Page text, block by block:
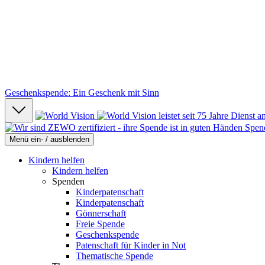
Geschenkspende: Ein Geschenk mit Sinn
Menü ein- / ausblenden
Kindern helfen
Kindern helfen
Spenden
Kinderpatenschaft
Kinderpatenschaft
Gönnerschaft
Freie Spende
Geschenkspende
Patenschaft für Kinder in Not
Thematische Spende